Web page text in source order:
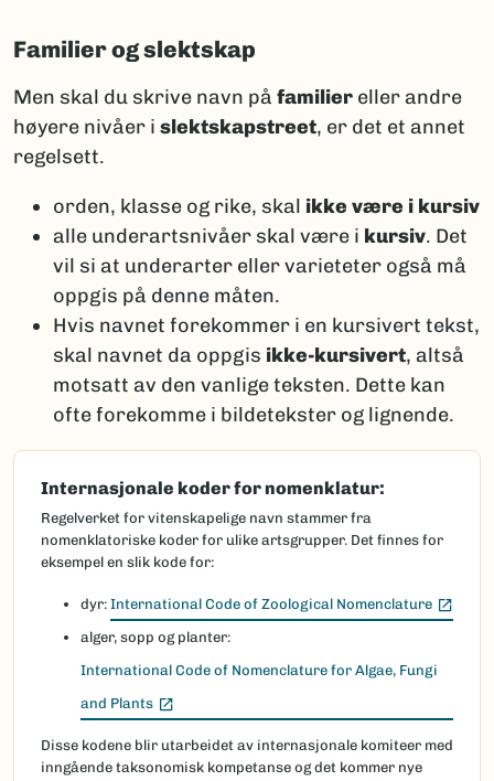
Familier og slektskap
Men skal du skrive navn på familier eller andre
høyere nivåer i slektskapstreet, er det et annet
regelsett.
orden, klasse og rike, skal ikke være i kursiv
alle underartsnivåer skal være i kursiv. Det
vil si at underarter eller varieteter også må
oppgis på denne måten.
Hvis navnet forekommer i en kursivert tekst,
skal navnet da oppgis ikke-kursivert, altså
motsatt av den vanlige teksten. Dette kan
ofte forekomme i bildetekster og lignende.
Internasjonale koder for nomenklatur:
Regelverket for vitenskapelige navn stammer fra
nomenklatoriske koder for ulike artsgrupper. Det finnes for
eksempel en slik kode for:
dyr: International Code of Zoological Nomenclature
alger, sopp og planter:
International Code of Nomenclature for Algae, Fungi
and Plants
(Ekstern lenke)
Disse kodene blir utarbeidet av internasjonale komiteer med
inngående taksonomisk kompetanse og det kommer nye